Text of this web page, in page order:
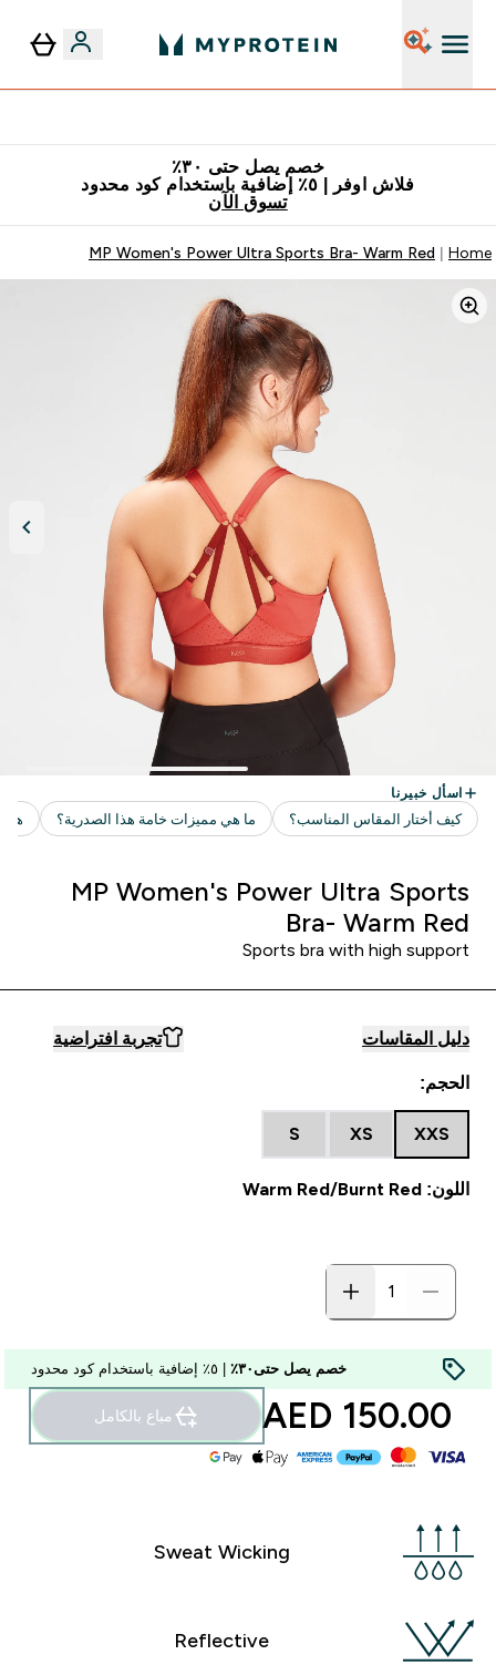
خصم يصل حتى ٣٠٪
فلاش اوفر | ٥٪ إضافية باستخدام كود محدود
تسوق الآن
Home
MP Women's Power Ultra Sports Bra- Warm Red
MP Women's Power Ultra Sports
Bra- Warm Red
Sports bra with high support
دليل المقاسات تجربة افتراضية
الحجم:
XXS
XS
S
اللون: Warm Red/Burnt Red
خصم يصل حتى٣٠٪
150.00 AED‎ مباع بالكامل
Sweat Wicking
Reflective